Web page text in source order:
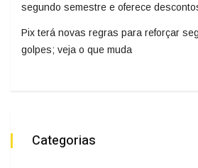
segundo semestre e oferece
Pix terá novas regras para reforçar
golpes; veja o que muda
Categorias